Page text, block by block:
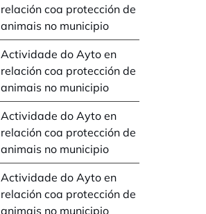
relación coa protección de
animais no municipio
Actividade do Ayto en
relación coa protección de
animais no municipio
Actividade do Ayto en
relación coa protección de
animais no municipio
Actividade do Ayto en
relación coa protección de
animais no municipio